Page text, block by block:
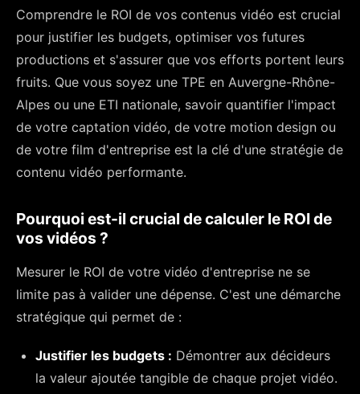
Comprendre le ROI de vos contenus vidéo est crucial
pour justifier les budgets, optimiser vos futures
productions et s'assurer que vos efforts portent leurs
fruits. Que vous soyez une TPE en Auvergne-Rhône-
Alpes ou une ETI nationale, savoir quantifier l'impact
de votre captation vidéo, de votre motion design ou
de votre film d'entreprise est la clé d'une stratégie de
contenu vidéo performante.
Pourquoi est-il crucial de calculer le ROI de
vos vidéos ?
Mesurer le ROI de votre vidéo d'entreprise ne se
limite pas à valider une dépense. C'est une démarche
stratégique qui permet de :
Justifier les budgets : Démontrer aux décideurs
la valeur ajoutée tangible de chaque projet vidéo.